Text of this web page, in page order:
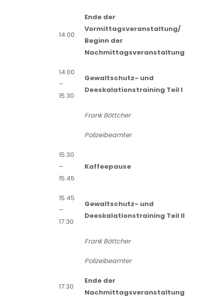
14.00
Ende der
Vormittagsveranstaltung/
Beginn der
Nachmittagsveranstaltung
14.00
–
15.30
Gewaltschutz- und
Deeskalationstraining Teil I
Frank Böttcher
Polizeibeamter
15.30
–
15.45
Kaffeepause
15.45
–
17.30
Gewaltschutz- und
Deeskalationstraining Teil II
Frank Böttcher
Polizeibeamter
17.30
Ende der
Nachmittagsveranstaltung